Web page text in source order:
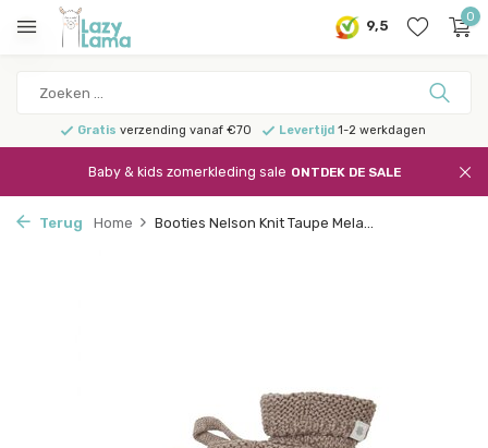
9,5
0
Gratis verzending vanaf €70 Levertijd1-2 werkdagen
Baby & kids zomerkleding sale ONTDEK DE SALE
Terug Home Booties Nelson Knit Taupe Mela...